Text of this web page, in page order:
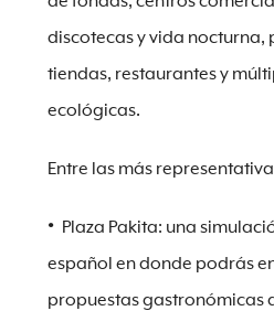
discotecas y vida nocturna,
tiendas, restaurantes y
ecológicas.
Entre las más
Plaza Pakita: una
español en donde podrás
propuestas gastronómicas